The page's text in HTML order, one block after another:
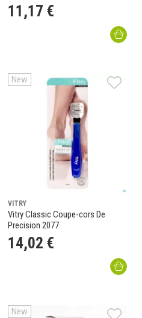
11 ,17 €
New
VITRY
Vitry Classic Coupe-cors De
Precision 2077
14,02 €
New